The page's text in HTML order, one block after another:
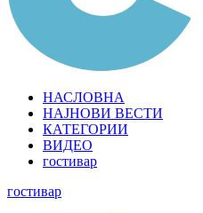
НАСЛОВНА
НАЈНОВИ ВЕСТИ
КАТЕГОРИИ
ВИДЕО
гостивар
гостивар